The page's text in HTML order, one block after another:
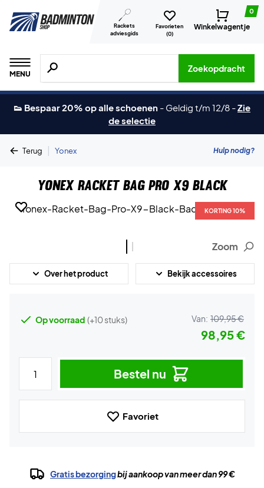
Rackets
adviesgids
Favorieten
(0)
0
Winkelwagentje
MENU
Zoeken naar producten, merken etc.
Zoekopdracht
👟 Bespaar 20% op alle schoenen - Geldig t/m 12/8 -Zie
de selectie
Terug | Yonex Hulp nodig?
Yonex Racket Bag Pro X9 Black
KORTING 10%
KORTING 10%
Zoom
Over het product Bekijk accessoires
Op voorraad (+10 stuks) Van: 109,95 €
98,95 €
Bestel nu
Favoriet
Gratis bezorgingbij aankoop van meer dan 99 €